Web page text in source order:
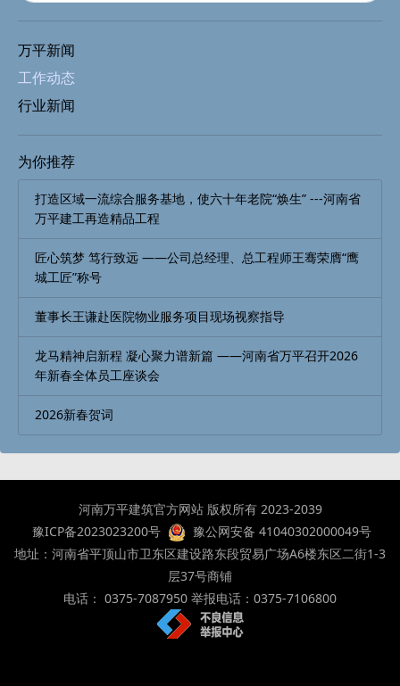
万平新闻
工作动态
行业新闻
为你推荐
打造区域一流综合服务基地，使六十年老院“焕生” ---河南省
万平建工再造精品工程
匠心筑梦 笃行致远 ——公司总经理、总工程师王骞荣膺“鹰
城工匠”称号
董事长王谦赴医院物业服务项目现场视察指导
龙马精神启新程 凝心聚力谱新篇 ——河南省万平召开2026
年新春全体员工座谈会
2026新春贺词
河南万平建筑官方网站 版权所有 2023-2039
豫ICP备2023023200号
豫公网安备 41040302000049号
地址：河南省平顶山市卫东区建设路东段贸易广场A6楼东区二街1-3
层37号商铺
电话： 0375-7087950 举报电话：0375-7106800